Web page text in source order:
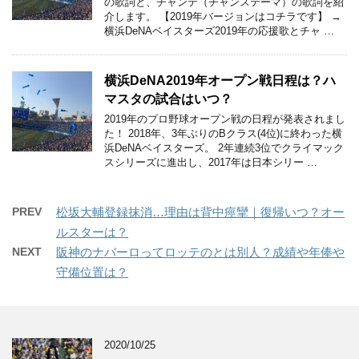
介します。 【2019年バージョンはコチラです】 →
横浜DeNAベイスターズ2019年の応援歌とチャ …
横浜DeNA2019年オープン戦日程は？ハ
マスタの試合はいつ？
2019年のプロ野球オープン戦の日程が発表されまし
た！ 2018年、3年ぶりのBクラス(4位)に終わった横
浜DeNAベイスターズ。 2年連続3位でクライマック
スシリーズに進出し、2017年は日本シリー …
PREV
松坂大輔登録抹消…理由は背中痙攣｜復帰いつ？オー
ルスターは？
NEXT
阪神のナバーロってロッテのとは別人？成績や年俸や
守備位置は？
2020/10/25